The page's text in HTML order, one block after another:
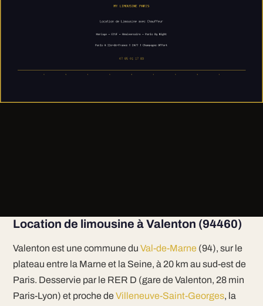
Location de limousine à Valenton (94460)
Valenton est une commune du Val-de-Marne(94), sur le
plateau entre la Marne et la Seine, à 20 km au sud-est de
Paris. Desservie par le RER D (gare de Valenton, 28 min
Paris-Lyon) et proche deVilleneuve-Saint-Georges, la